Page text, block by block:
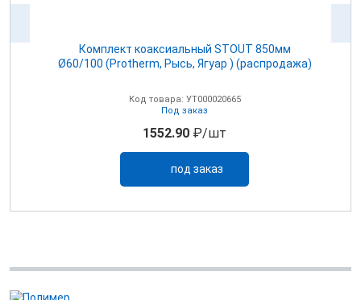
Комплект коаксиальный STOUT 850мм
Ø60/100 (Protherm, Рысь, Ягуар ) (распродажа)
Код товара: УТ000020665
Под заказ
1552.90 ₽/шт
под заказ